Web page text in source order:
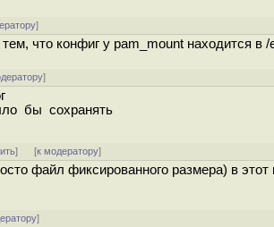
]
что конфиг у pam_mount находится
]
бы сохранять
] [к модератору]
файл фиксированного размера) в этот
]